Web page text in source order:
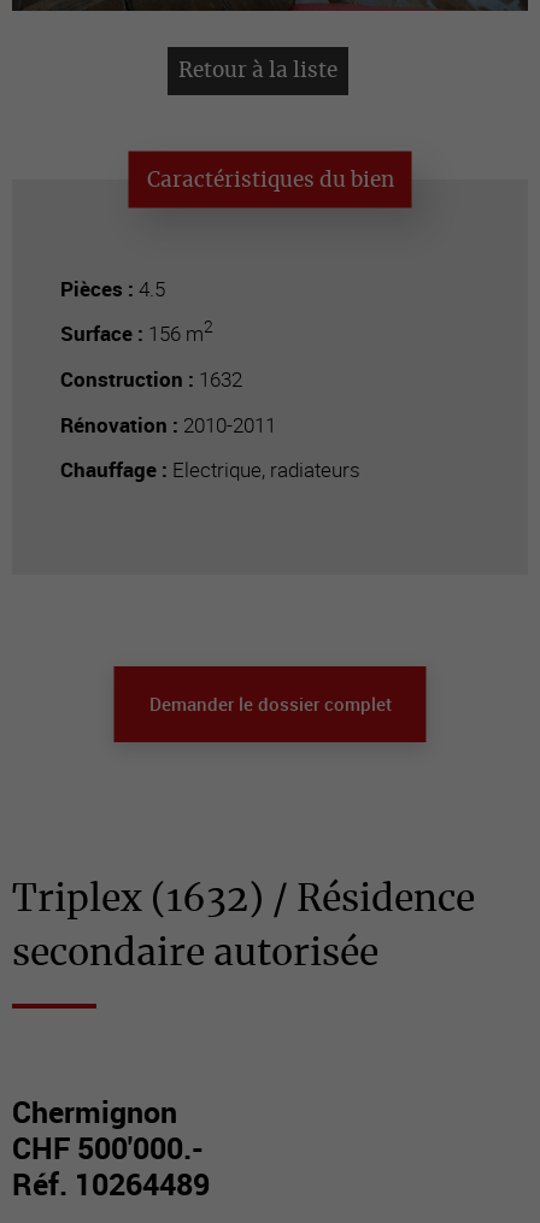
Retour à la liste
Caractéristiques du bien
Pièces : 4.5
Surface : 156 m2
Construction : 1632
Rénovation : 2010-2011
Chauffage : Electrique, radiateurs
Triplex (1632) / Résidence
secondaire autorisée
Chermignon
CHF 500'000.-
Réf. 10264489
Demander le dossier complet